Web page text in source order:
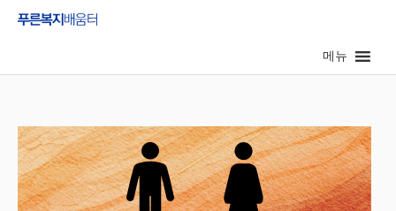
메뉴